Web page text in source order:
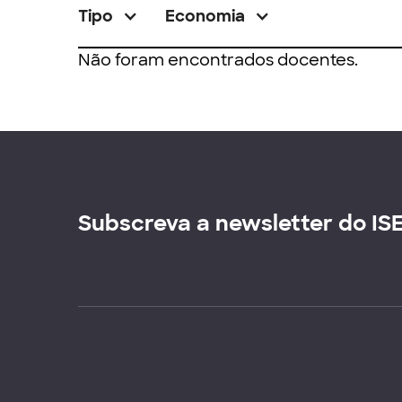
Tipo Economia
Não foram encontrados docentes.
Subscreva a newsletter do